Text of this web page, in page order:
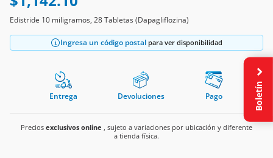
Edistride 10 miligramos, 28 Tabletas (Dapagliflozina)
Ingresa un código postal para ver disponibilidad
Entrega Devoluciones Pago
Precios exclusivos online , sujeto a variaciones por ubicación y diferente
a tienda física.
Boletín